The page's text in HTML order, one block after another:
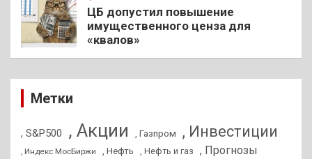
ЦБ допустил повышение
имущественного ценза для
«квалов»
Метки
, S&P500 , Акции , Газпром , Инвестиции
, Индекс МосБиржи , Нефть , Нефть и газ , Прогнозы